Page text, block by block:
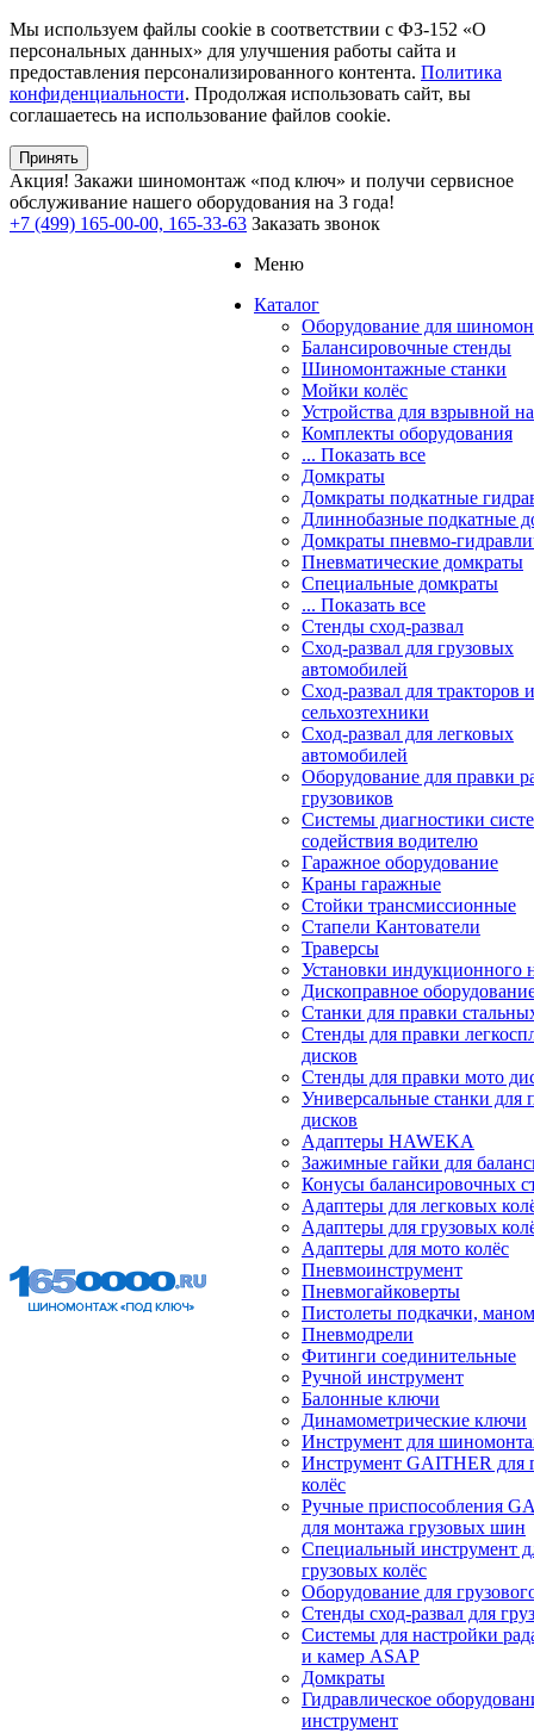
Мы используем файлы cookie в соответствии с ФЗ-152 «О
персональных данных» для улучшения работы сайта и
предоставления персонализированного контента. Политика
конфиденциальности. Продолжая использовать сайт, вы
соглашаетесь на использование файлов cookie.
Принять
Акция! Закажи шиномонтаж «под ключ» и получи сервисное
обслуживание нашего оборудования на 3 года!
+7 (499) 165-00-00, 165-33-63 Заказать звонок
Меню
Каталог
Оборудование для
Балансировочные стенды
Шиномонтажные станки
Мойки колёс
Устройства для взрывной
Комплекты оборудования
... Показать все
Домкраты
Домкраты подкатные
Длиннобазные подкатные
Домкраты пневмо-
Пневматические домкраты
Специальные домкраты
... Показать все
Стенды сход-развал
Сход-развал для грузовых
автомобилей
Сход-развал для тракторов и
сельхозтехники
Сход-развал для легковых
автомобилей
Оборудование для правки
грузовиков
Системы диагностики
содействия водителю
Гаражное оборудование
Краны гаражные
Стойки трансмиссионные
Стапели Кантователи
Траверсы
Установки индукционного
Дископравное
Станки для правки
Стенды для правки
дисков
Стенды для правки мото
Универсальные станки для
дисков
Адаптеры HAWEKA
Зажимные гайки для
Конусы балансировочных
Адаптеры для легковых
Адаптеры для грузовых
Адаптеры для мото колёс
Пневмоинструмент
Пневмогайковерты
Пистолеты подкачки,
Пневмодрели
Фитинги соединительные
Ручной инструмент
Балонные ключи
Динамометрические ключи
Инструмент для
Инструмент GAITHER для
колёс
Ручные приспособления
для монтажа грузовых шин
Специальный инструмент
грузовых колёс
Оборудование для
Стенды сход-развал для
Системы для настройки
и камер ASAP
Домкраты
Гидравлическое
инструмент